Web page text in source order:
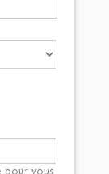
pour vous